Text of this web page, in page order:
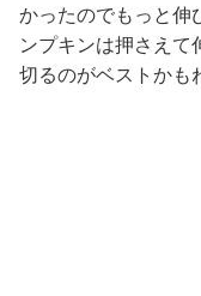
かったのでもっと伸
ンプキンは押さえて
切るのがベストかも